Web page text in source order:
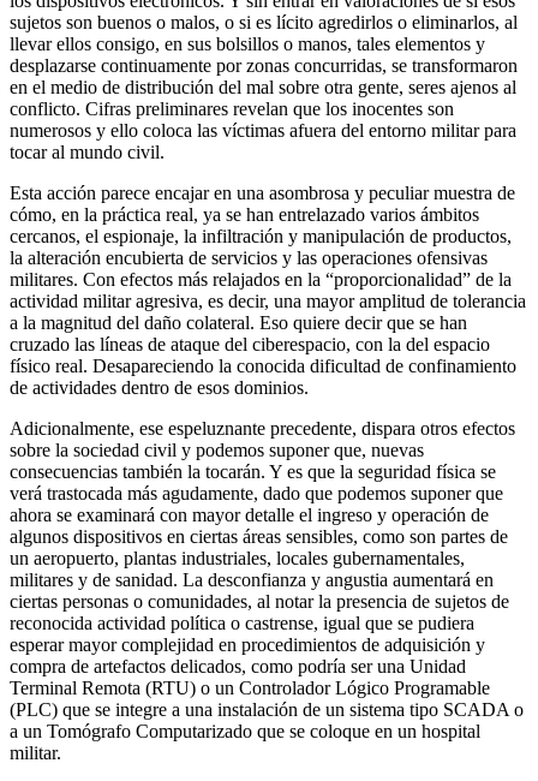
sujetos son buenos o malos, o si es lícito agredirlos o eliminarlos, al
llevar ellos consigo, en sus bolsillos o manos, tales elementos y
desplazarse continuamente por zonas concurridas, se transformaron
en el medio de distribución del mal sobre otra gente, seres ajenos al
conflicto. Cifras preliminares revelan que los inocentes son
numerosos y ello coloca las víctimas afuera del entorno militar para
tocar al mundo civil.
Esta acción parece encajar en una asombrosa y peculiar muestra de
cómo, en la práctica real, ya se han entrelazado varios ámbitos
cercanos, el espionaje, la infiltración y manipulación de productos,
la alteración encubierta de servicios y las operaciones ofensivas
militares. Con efectos más relajados en la “proporcionalidad” de la
actividad militar agresiva, es decir, una mayor amplitud de tolerancia
a la magnitud del daño colateral. Eso quiere decir que se han
cruzado las líneas de ataque del ciberespacio, con la del espacio
físico real. Desapareciendo la conocida dificultad de confinamiento
de actividades dentro de esos dominios.
Adicionalmente, ese espeluznante precedente, dispara otros efectos
sobre la sociedad civil y podemos suponer que, nuevas
consecuencias también la tocarán. Y es que la seguridad física se
verá trastocada más agudamente, dado que podemos suponer que
ahora se examinará con mayor detalle el ingreso y operación de
algunos dispositivos en ciertas áreas sensibles, como son partes de
un aeropuerto, plantas industriales, locales gubernamentales,
militares y de sanidad. La desconfianza y angustia aumentará en
ciertas personas o comunidades, al notar la presencia de sujetos de
reconocida actividad política o castrense, igual que se pudiera
esperar mayor complejidad en procedimientos de adquisición y
compra de artefactos delicados, como podría ser una Unidad
Terminal Remota (RTU) o un Controlador Lógico Programable
(PLC) que se integre a una instalación de un sistema tipo SCADA o
a un Tomógrafo Computarizado que se coloque en un hospital
militar.